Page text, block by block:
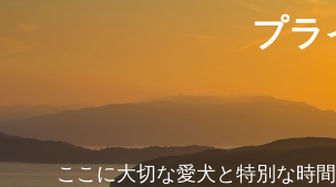
プラ
ここに大切な愛犬と特別な時